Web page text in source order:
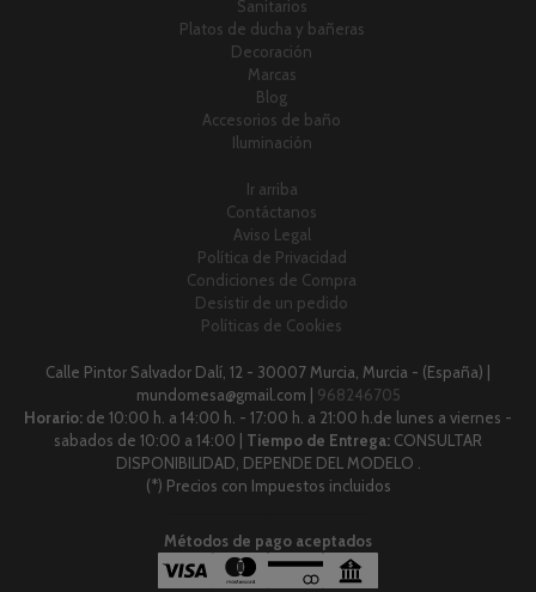
Sanitarios
Platos de ducha y bañeras
Decoración
Marcas
Blog
Accesorios de baño
Iluminación
Ir arriba
Contáctanos
Aviso Legal
Política de Privacidad
Condiciones de Compra
Desistir de un pedido
Políticas de Cookies
Calle Pintor Salvador Dalí, 12 - 30007 Murcia, Murcia - (España) |
mundomesa@gmail.com | 968246705
Horario: de 10:00 h. a 14:00 h. - 17:00 h. a 21:00 h.de lunes a viernes -
sabados de 10:00 a 14:00 | Tiempo de Entrega: CONSULTAR
DISPONIBILIDAD, DEPENDE DEL MODELO .
(*) Precios con Impuestos incluidos
Métodos de pago aceptados